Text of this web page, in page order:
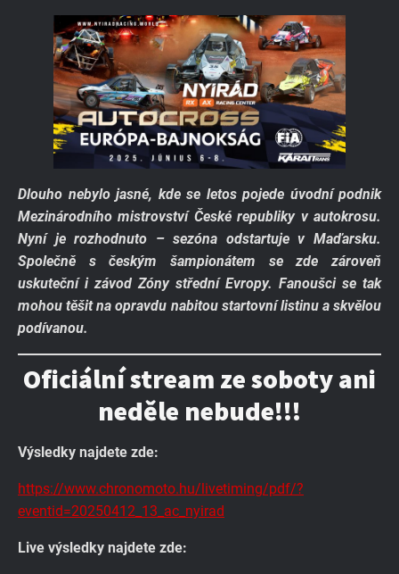
Dlouho nebylo jasné, kde se letos pojede úvodní podnik
Mezinárodního mistrovství České republiky v autokrosu.
Nyní je rozhodnuto – sezóna odstartuje v Maďarsku.
Společně s českým šampionátem se zde zároveň
uskuteční i závod Zóny střední Evropy. Fanoušci se tak
mohou těšit na opravdu nabitou startovní listinu a skvělou
podívanou.
Oficiální stream ze soboty ani
neděle nebude!!!
Výsledky najdete zde:
https://www.chronomoto.hu/livetiming/pdf/?
eventid=20250412_13_ac_nyirad
Live výsledky najdete zde: